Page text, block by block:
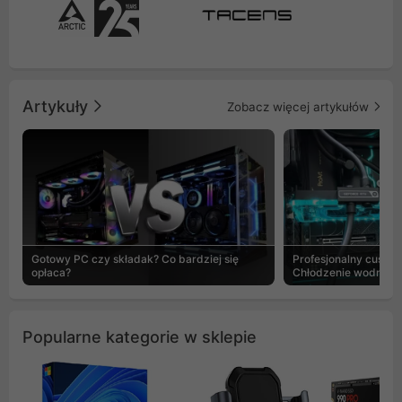
Artykuły Zobacz więcej artykułów
Gotowy PC czy składak? Co bardziej się
opłaca?
Profesjonalny
Chłodzenie wodne
Popularne kategorie w sklepie